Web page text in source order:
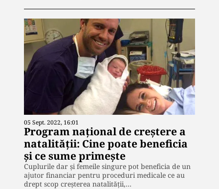
05 Sept. 2022, 16:01
Program național de creștere a
natalității: Cine poate beneficia
și ce sume primește
Cuplurile dar și femeile singure pot beneficia de un
ajutor financiar pentru proceduri medicale ce au
drept scop creșterea natalității,…